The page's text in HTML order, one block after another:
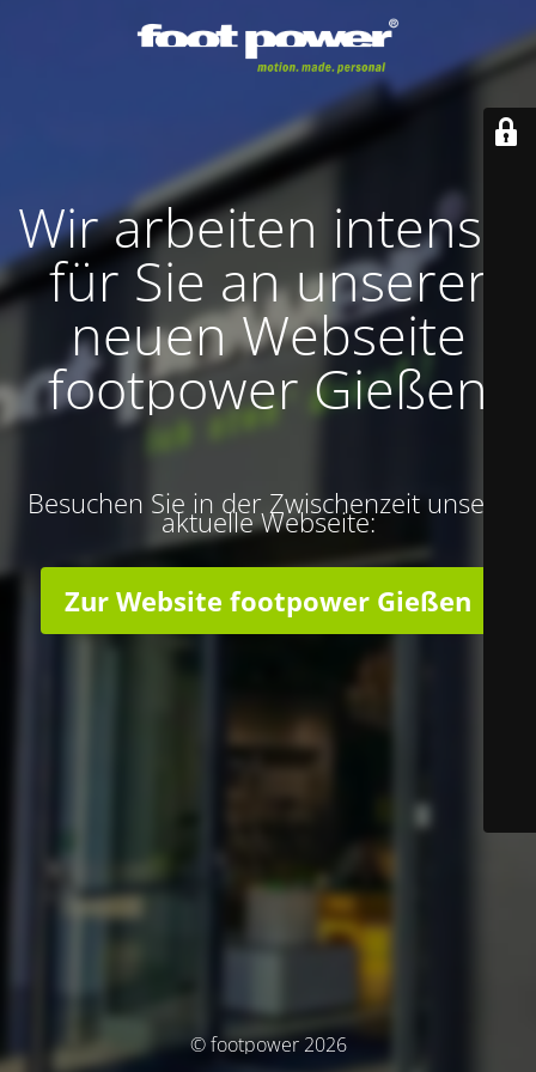
Wir arbeiten intensiv
für Sie an unserer
neuen Webseite
footpower Gießen
Besuchen Sie in der Zwischenzeit unsere
aktuelle Webseite:
Zur Website footpower Gießen
© footpower 2026